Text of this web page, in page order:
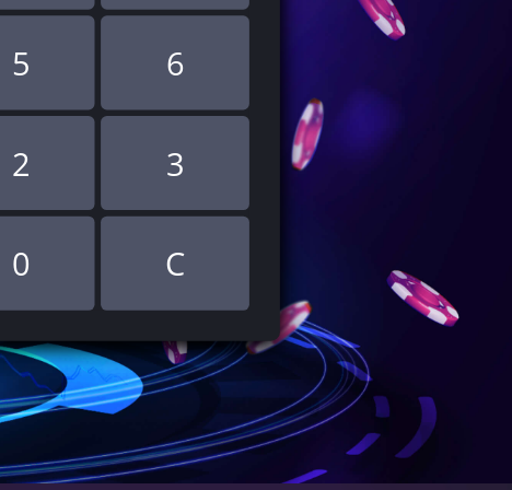
5 6
2 3
0 C